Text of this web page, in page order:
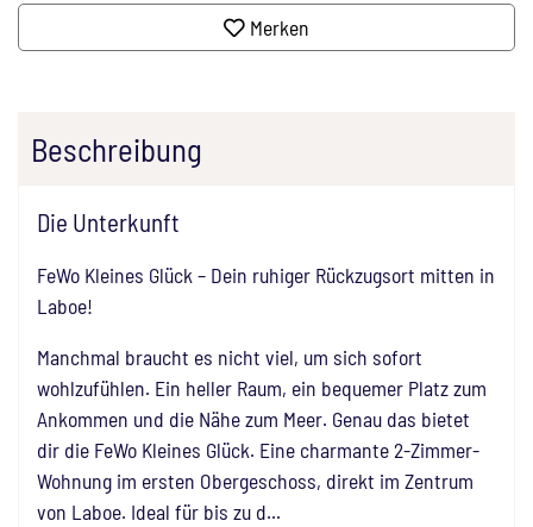
Merken
Beschreibung
Die Unterkunft
FeWo Kleines Glück – Dein ruhiger Rückzugsort mitten in
Laboe!
Manchmal braucht es nicht viel, um sich sofort
wohlzufühlen. Ein heller Raum, ein bequemer Platz zum
Ankommen und die Nähe zum Meer. Genau das bietet
dir die FeWo Kleines Glück. Eine charmante 2-Zimmer-
Wohnung im ersten Obergeschoss, direkt im Zentrum
von Laboe. Ideal für bis zu d...